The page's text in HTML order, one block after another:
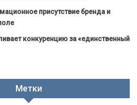
присутствие бренда и
конкуренцию за «единственный
Метки